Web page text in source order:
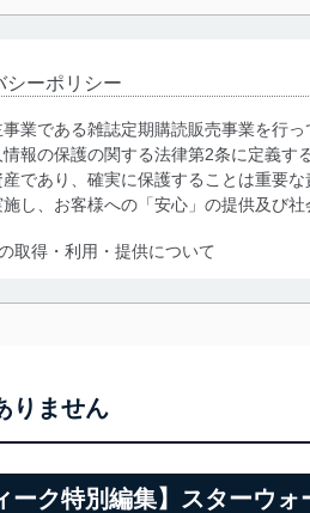
シーポリシー
事業である雑誌定期購読販売事業を行
報の保護の関する法律第2条に定義す
産であり、確実に保護することは重要
し、お客様への「安心」の提供及び
取得・利用・提供について
人情報の取得・利用・提供に際して
他の規範を常に適合させます。
りません
ーク特別編集】スターウ